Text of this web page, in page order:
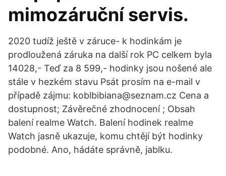
mimozáruční servis.
2020 tudíž ještě v záruce- k hodinkám je
prodloužená záruka na další rok PC celkem byla
14028,- Teď za 8 599,- hodinky jsou nošené ale
stále v hezkém stavu Psát prosím na e-mail v
případě zájmu: koblbibiana@seznam.cz Cena a
dostupnost; Závěrečné zhodnocení ; Obsah
balení realme Watch. Balení hodinek realme
Watch jasně ukazuje, komu chtějí být hodinky
podobné. Ano, hádáte správně, jablku.